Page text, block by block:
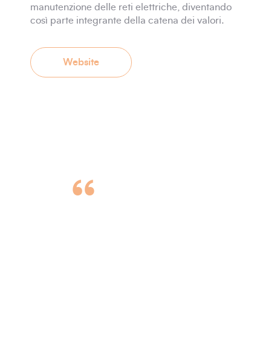
manutenzione delle reti elettriche, diventando
così parte integrante della catena dei valori.
Website
“